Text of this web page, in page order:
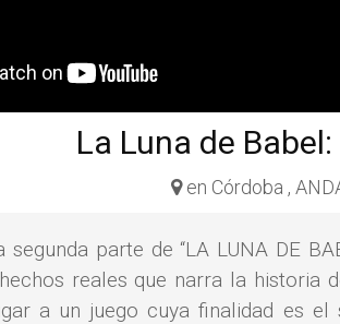
La Luna de
en Córdoba ,
segunda parte de “LA LUNA DE
reales que narra la historia
a un juego cuya finalidad es